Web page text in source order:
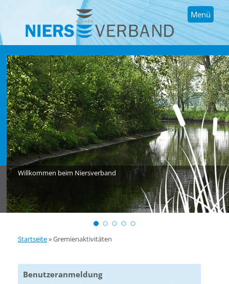
Menü
Willkommen beim Niersverband
Startseite»Gremienaktivitäten
Benutzeranmeldung